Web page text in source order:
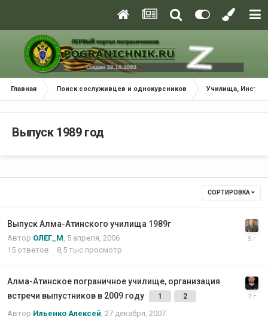
Главная Поиск сослуживцев и однокурсников Училища,
Выпуск 1989 год
СОРТИРОВКА
Выпуск Алма-Атинского училища 1989г
Автор ОЛЕГ_М 5 апреля, 2006
15 ответов 8,5 тыс просмотр
Алма-Атинское пограничное училище, организация
встречи выпустников в 2009 году
1 2
Автор Ильенко Алексей 27 декабря, 2007